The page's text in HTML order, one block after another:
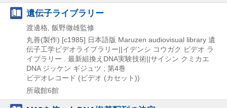
遺伝子ライブラリー
渡邊格, 飯野徹雄監修
丸善(製作) [c1985] 日本語版 Maruzen audiovisual library 遺
伝子工学ビデオライブラリー||イデンシ コウガク ビデオ ラ
イブラリー . 最新組換えDNA実験技術||サイシン クミカエ
DNA ジッケン ギジュツ ; 第4巻
ビデオレコード (ビデオ (カセット))
所蔵館6館